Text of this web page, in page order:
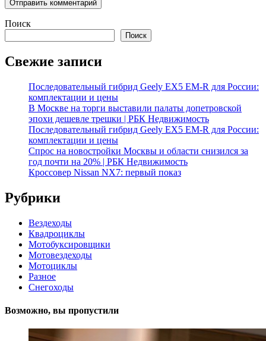
Поиск
Поиск
Свежие записи
Последовательный гибрид Geely EX5 EM-R для России:
комплектации и цены
В Москве на торги выставили палаты допетровской
эпохи дешевле трешки | РБК Недвижимость
Последовательный гибрид Geely EX5 EM-R для России:
комплектации и цены
Спрос на новостройки Москвы и области снизился за
год почти на 20% | РБК Недвижимость
Кроссовер Nissan NX7: первый показ
Рубрики
Вездеходы
Квадроциклы
Мотобуксировщики
Мотовездеходы
Мотоциклы
Разное
Снегоходы
Возможно, вы пропустили